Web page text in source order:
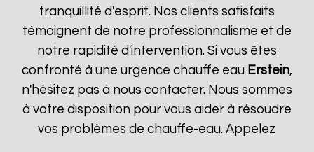
tranquillité d'esprit. Nos clients satisfaits
témoignent de notre professionnalisme et de
notre rapidité d'intervention. Si vous êtes
confronté à une urgence chauffe eau Erstein,
n'hésitez pas à nous contacter. Nous sommes
à votre disposition pour vous aider à résoudre
vos problèmes de chauffe-eau. Appelez